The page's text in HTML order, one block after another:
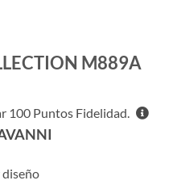
M889A
100 Puntos Fidelidad.